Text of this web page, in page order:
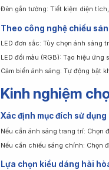
Đèn gắn tường: Tiết kiệm diện
Theo công nghệ chiếu
LED đơn sắc: Tùy chọn ánh
LED đổi màu (RGB): Tạo hiệu
Cảm biến ánh sáng: Tự động bật
Kinh nghiệm
Xác định mục đích sử dụng
Nếu cần ánh sáng trang trí: Chọn
Nếu cần chiếu sáng chính: Chọn
Lựa chọn kiểu dáng hài